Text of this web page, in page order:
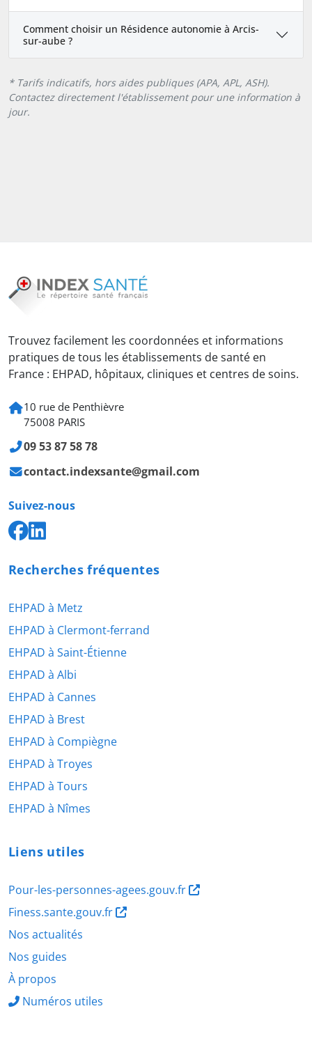
Comment choisir un Résidence autonomie à Arcis-
sur-aube ?
* Tarifs indicatifs, hors aides publiques (APA, APL, ASH).
Contactez directement l'établissement pour une information à
jour.
Trouvez facilement les coordonnées et informations
pratiques de tous les établissements de santé en
France : EHPAD, hôpitaux, cliniques et centres de soins.
10 rue de Penthièvre
75008 PARIS
09 53 87 58 78
contact.indexsante@gmail.com
Suivez-nous
Recherches fréquentes
EHPAD à Metz
EHPAD à Clermont-ferrand
EHPAD à Saint-Étienne
EHPAD à Albi
EHPAD à Cannes
EHPAD à Brest
EHPAD à Compiègne
EHPAD à Troyes
EHPAD à Tours
EHPAD à Nîmes
Liens utiles
Pour-les-personnes-agees.gouv.fr
Finess.sante.gouv.fr
Nos actualités
Nos guides
À propos
Numéros utiles